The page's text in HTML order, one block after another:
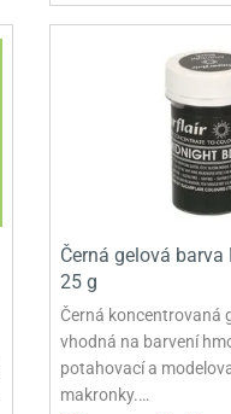
Černá gelová
25 g
Černá koncentrovaná
vhodná na barvení
potahovací a
makronky.…